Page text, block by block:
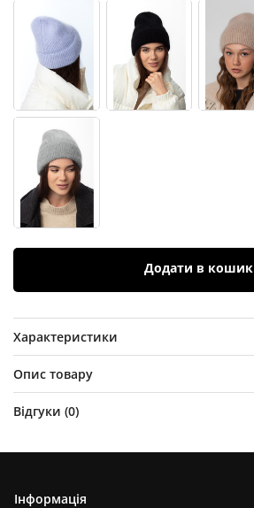
Додати в кошик
Характеристики
Опис товару
Відгуки (0)
Інформація